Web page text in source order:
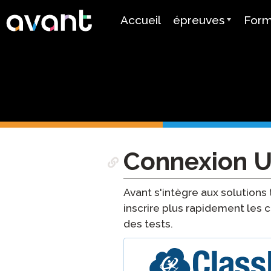
Skip to main content
Accueil
épreuves
Test de Langue
Patrimoniale
(SHL)
Test de
Arabe (APT)
Tarification
Connexion
Avant s'intègre aux solutions
inscrire plus rapidement les
des tests.